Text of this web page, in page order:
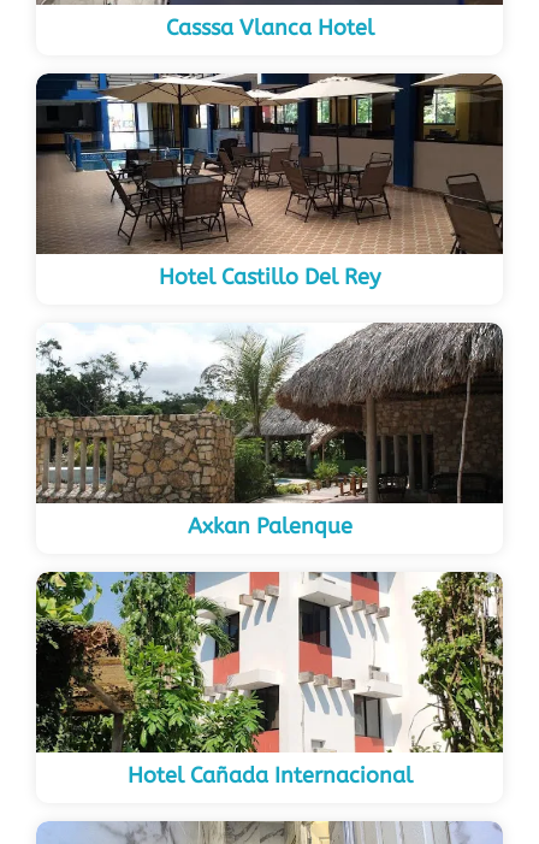
Casssa Vlanca Hotel
Hotel Castillo Del Rey
Axkan Palenque
Hotel Cañada Internacional